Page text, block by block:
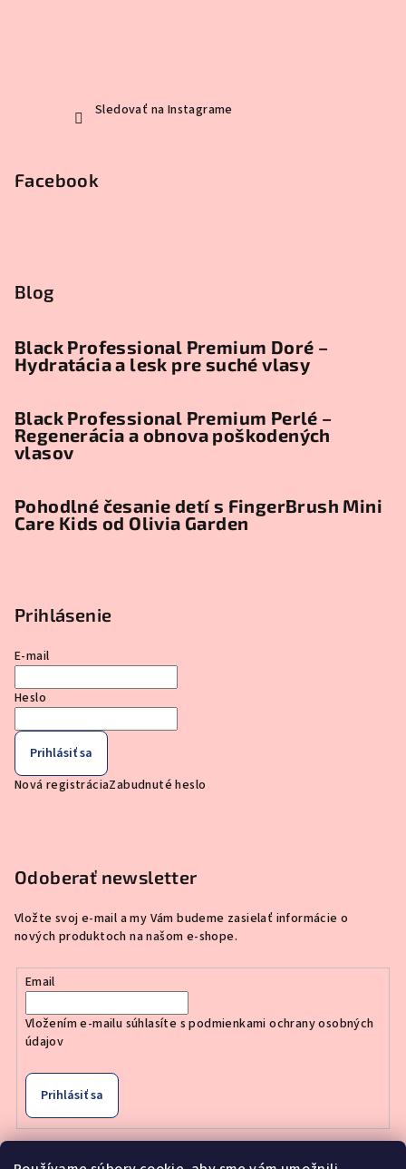
Sledovať na Instagrame
Facebook
Blog
Black Professional Premium Doré –
Hydratácia a lesk pre suché vlasy
Black Professional Premium Perlé –
Regenerácia a obnova poškodených
vlasov
Pohodlné česanie detí s FingerBrush Mini
Care Kids od Olivia Garden
Prihlásenie
E-mail
Heslo
Prihlásiť sa
Nová registráciaZabudnuté heslo
Odoberať newsletter
Vložte svoj e-mail a my Vám budeme zasielať informácie o
nových produktoch na našom e-shope.
Email
Vložením e-mailu súhlasíte spodmienkami ochrany osobných
údajov
Prihlásiť sa